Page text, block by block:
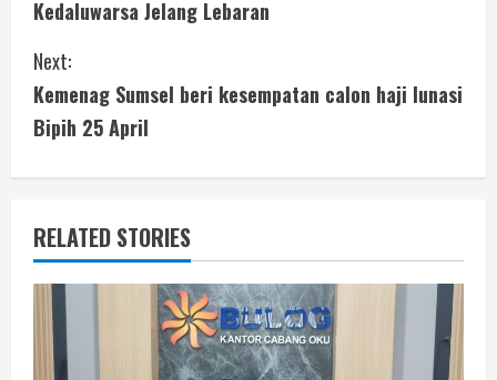
Kedaluwarsa Jelang Lebaran
Next:
Kemenag Sumsel beri kesempatan calon haji lunasi
Bipih 25 April
RELATED STORIES